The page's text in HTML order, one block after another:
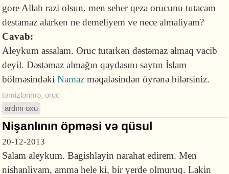
gore Allah razi olsun. men seher qeza orucunu tutacam
destamaz alarken ne demeliyem ve nece almaliyam?
Cavab:
Aleykum assalam. Oruc tutarkən dəstəmaz almaq vacib
deyil. Dəstəmaz almağın qaydasını saytın İslam
bölməsindəkiNamaz məqaləsindən öyrənə bilərsiniz.
təmizlənmə,oruc
ardını oxu
Nişanlının öpməsi və qüsul
20-12-2013
Salam aleykum. Bagishlayin narahat edirem. Men
nishanliyam, amma hele ki, bir yerde olmuruq. Lakin